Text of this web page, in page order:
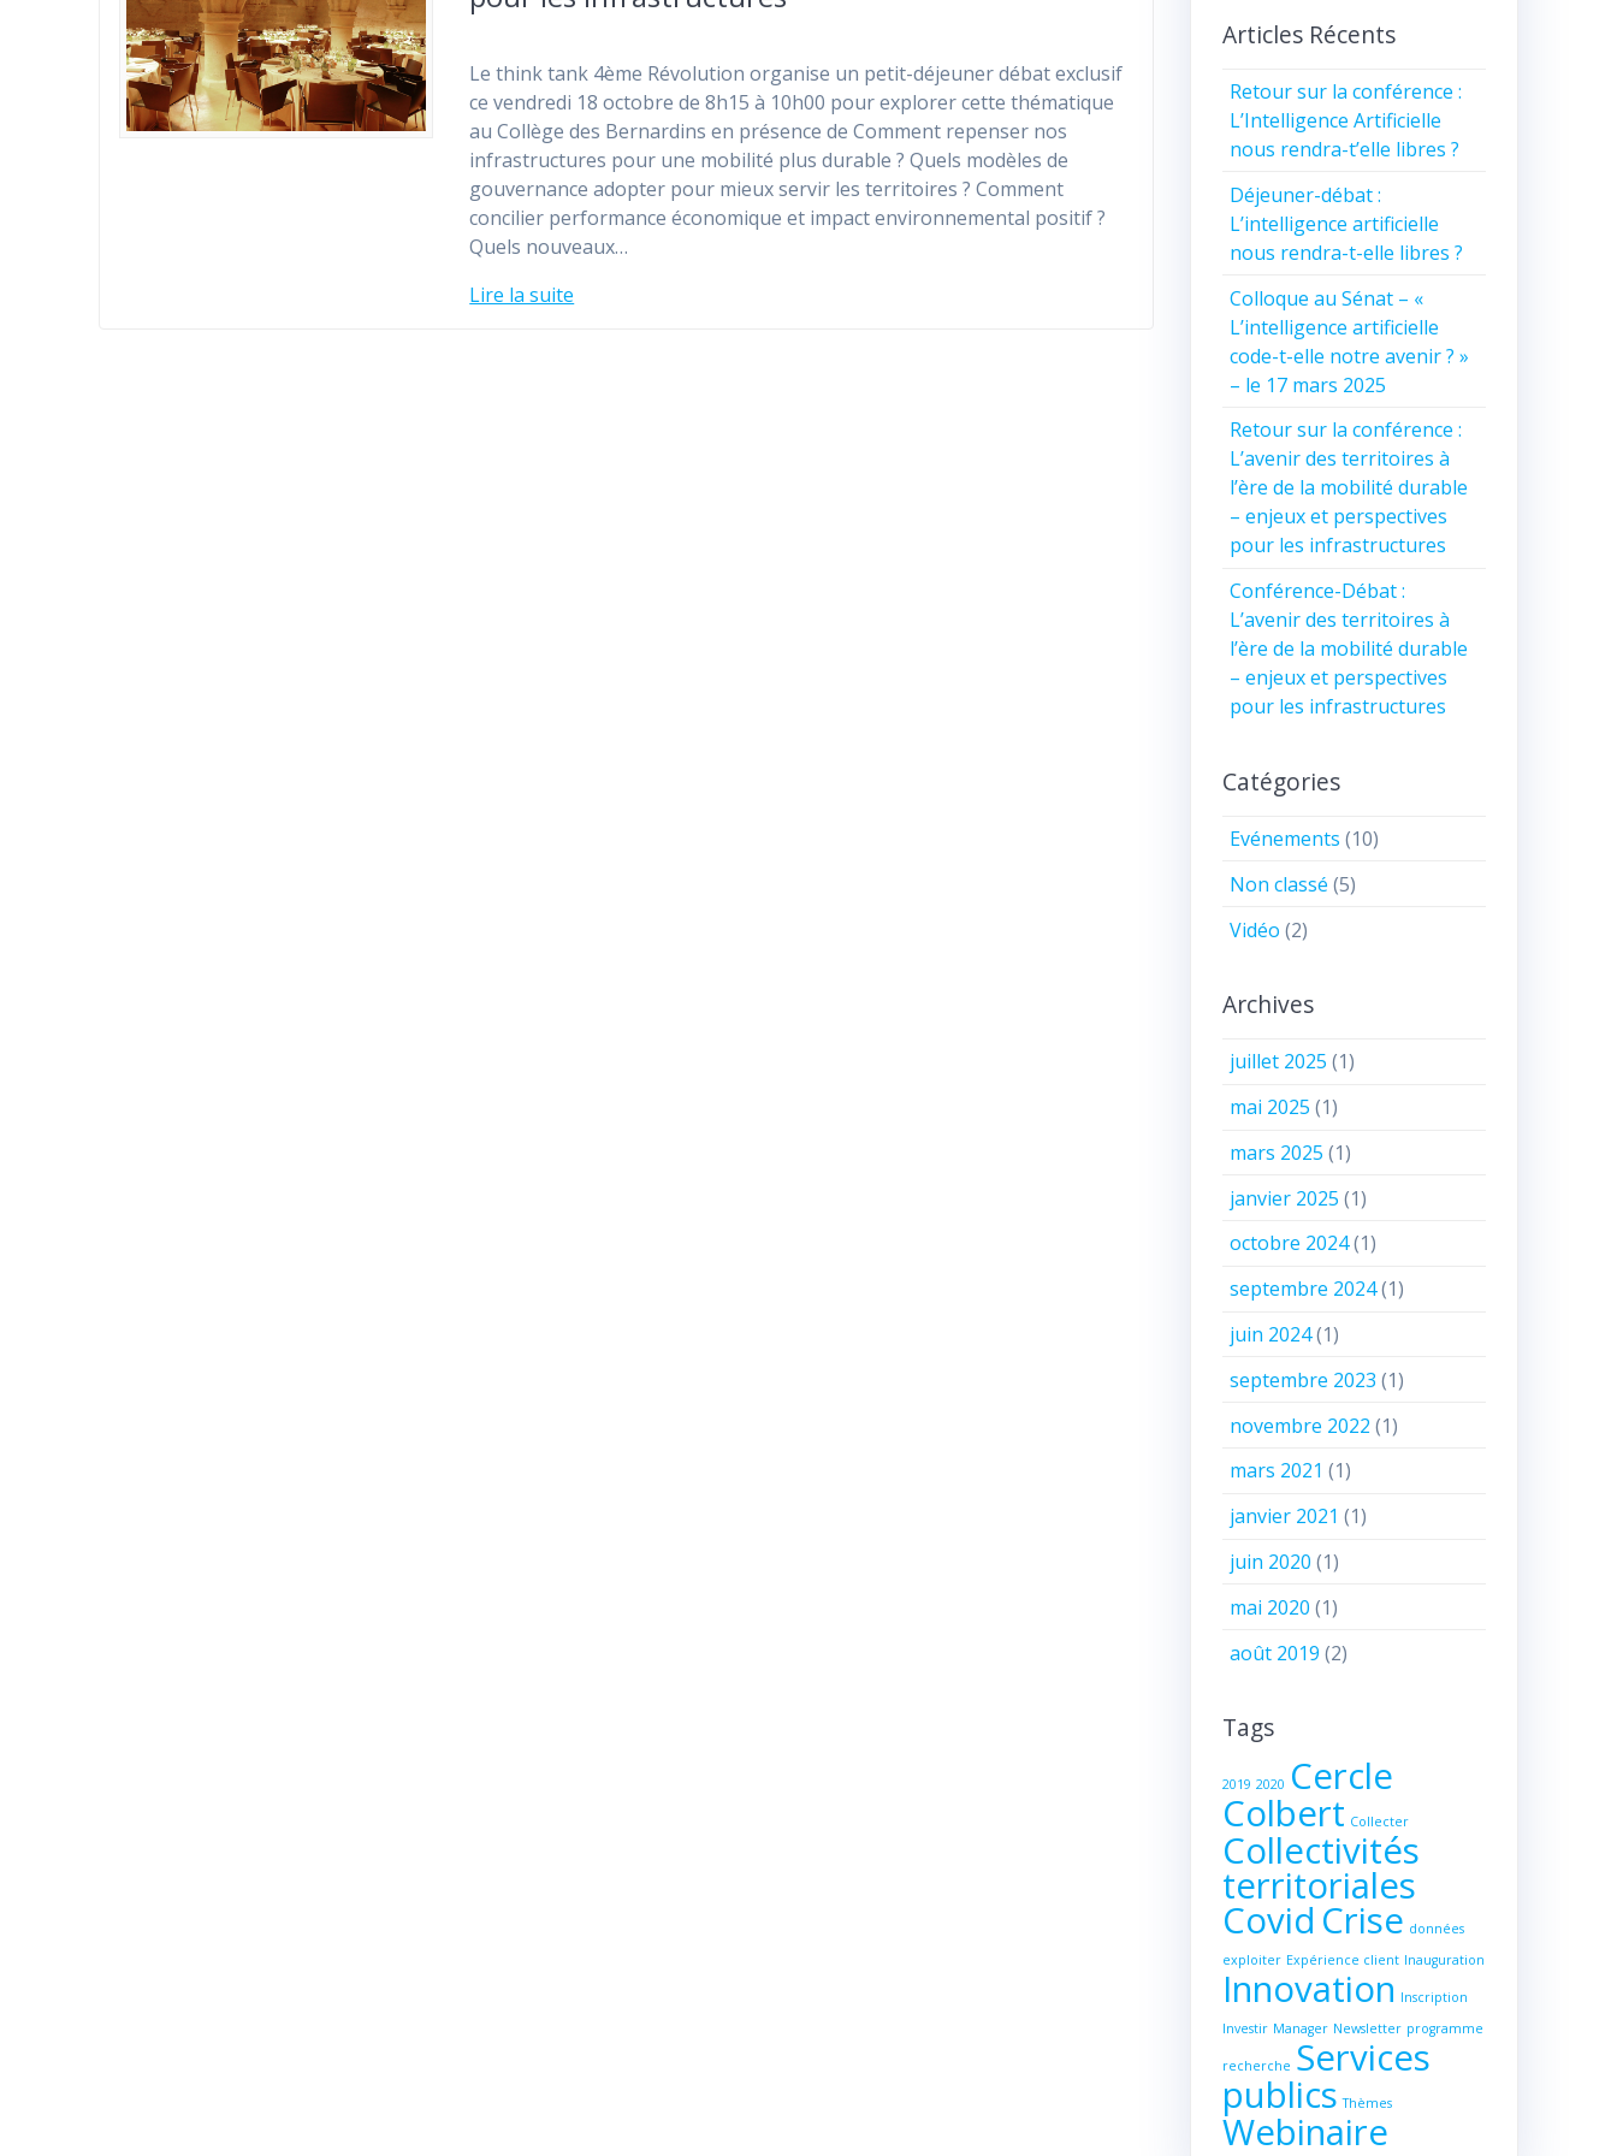
Le think tank 4ème Révolution organise un petit-déjeuner débat exclusif
ce vendredi 18 octobre de 8h15 à 10h00 pour explorer cette thématique
au Collège des Bernardins en présence de Comment repenser nos
infrastructures pour une mobilité plus durable ? Quels modèles de
gouvernance adopter pour mieux servir les territoires ? Comment
concilier performance économique et impact environnemental positif ?
Quels nouveaux…
Lire la suite
Articles Récents
Retour sur la conférence :
L’Intelligence Artificielle
nous rendra-t’elle libres ?
Déjeuner-débat :
L’intelligence artificielle
nous rendra-t-elle libres ?
Colloque au Sénat – «
L’intelligence artificielle
code-t-elle notre avenir ? »
– le 17 mars 2025
Retour sur la conférence :
L’avenir des territoires à
l’ère de la mobilité durable
– enjeux et perspectives
pour les infrastructures
Conférence-Débat :
L’avenir des territoires à
l’ère de la mobilité durable
– enjeux et perspectives
pour les infrastructures
Catégories
Evénements (10)
Non classé (5)
Vidéo (2)
Archives
juillet 2025 (1)
mai 2025 (1)
mars 2025 (1)
janvier 2025 (1)
octobre 2024(1)
septembre 2024(1)
juin 2024(1)
septembre 2023 (1)
novembre 2022 (1)
mars 2021 (1)
janvier 2021 (1)
juin 2020 (1)
mai 2020 (1)
août 2019 (2)
Tags
2019 2020 Cercle
Colbert Collecter
Collectivités
territoriales
Covid Crise données
exploiter Expérience client Inauguration
Innovation Inscription
Investir Manager Newsletter programme
recherche Services
publics Thèmes
Webinaire